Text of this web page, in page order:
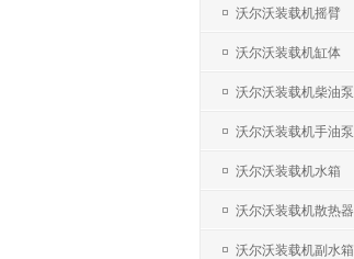
沃尔沃装载机摇臂
沃尔沃装载机缸体
沃尔沃装载机柴油泵
沃尔沃装载机手油泵
沃尔沃装载机水箱
沃尔沃装载机散热器
沃尔沃装载机副水箱